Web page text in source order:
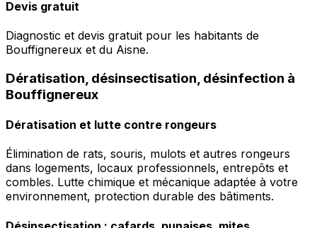
Devis gratuit
Diagnostic et devis gratuit pour les habitants de
Bouffignereux et du Aisne.
Dératisation, désinsectisation, désinfection à
Bouffignereux
Dératisation et lutte contre rongeurs
Élimination de rats, souris, mulots et autres rongeurs
dans logements, locaux professionnels, entrepôts et
combles. Lutte chimique et mécanique adaptée à votre
environnement, protection durable des bâtiments.